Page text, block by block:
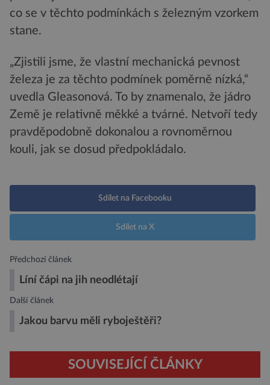
co se v těchto podmínkách s železným vzorkem
stane.
„Zjistili jsme, že vlastní mechanická pevnost
železa je za těchto podmínek poměrně nízká,“
uvedla Gleasonová. To by znamenalo, že jádro
Země je relativně měkké a tvárné. Netvoří tedy
pravděpodobně dokonalou a rovnoměrnou
kouli, jak se dosud předpokládalo.
Sdílet na Facebooku
Sdílet na X
Předchozí článek
Líní čápi na jih neodlétají
Další článek
Jakou barvu měli ryboještěři?
SOUVISEJÍCÍ ČLÁNKY